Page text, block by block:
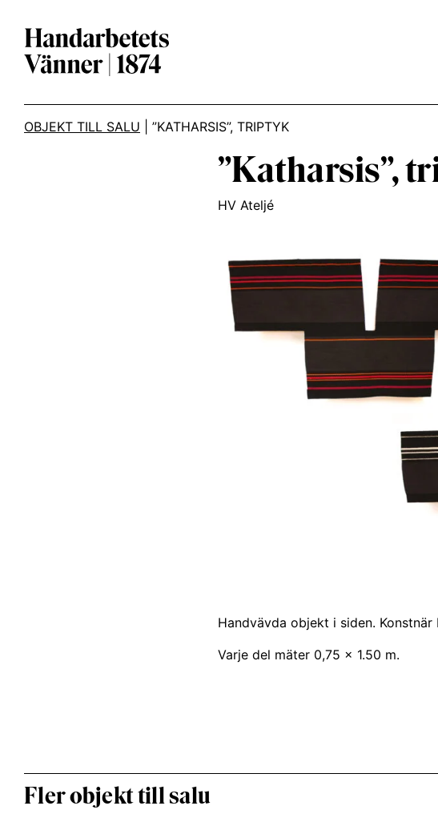
Main Navigation
OBJEKT TILL SALU ”KATHARSIS”, TRIPTYK
”Katharsis”,
HV Ateljé
Handvävda objekt i siden. Konstnär
Varje del mäter 0,75 x 1.50 m.
Fler objekt till salu